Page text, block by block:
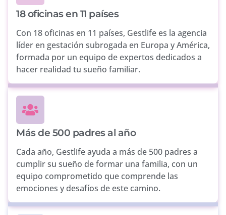
18 oficinas en 11 países
Con 18 oficinas en 11 países, Gestlife es la agencia
líder en gestación subrogada en Europa y América,
formada por un equipo de expertos dedicados a
hacer realidad tu sueño familiar.
Más de 500 padres al año
Cada año, Gestlife ayuda a más de 500 padres a
cumplir su sueño de formar una familia, con un
equipo comprometido que comprende las
emociones y desafíos de este camino.